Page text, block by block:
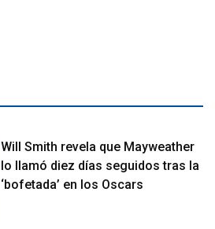
Will Smith revela que Mayweather
lo llamó diez días seguidos tras la
‘bofetada’ en los Oscars